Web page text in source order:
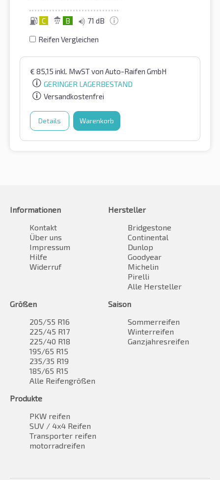
C B 71 dB
Reifen Vergleichen
€ 85,15 inkl. MwSTvon Auto-Raifen GmbH
GERINGER LAGERBESTAND
Versandkostenfrei
Details Warenkorb
Informationen
Kontakt
Über uns
Impressum
Hilfe
Widerruf
Hersteller
Bridgestone
Continental
Dunlop
Goodyear
Michelin
Pirelli
Alle Hersteller
Größen
205/55 R16
225/45 R17
225/40 R18
195/65 R15
235/35 R19
185/65 R15
Alle Reifengrößen
Saison
Sommerreifen
Winterreifen
Ganzjahresreifen
Produkte
PKW reifen
SUV / 4x4 Reifen
Transporter reifen
motorradreifen